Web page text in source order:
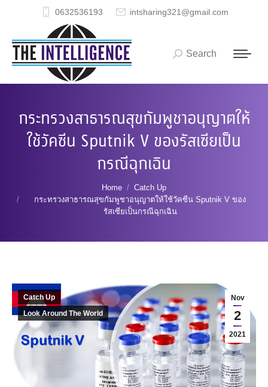
0632536193 intsharing321@gmail.com
Search:
Search
กระทรวงสาธารณสุขกัมพูชาอนุญาตให้
ใช้วัคซีน Sputnik V ของรัสเซียเป็น
กรณีฉุกเฉิน
Home
Catch Up
กระทรวงสาธารณสุขกัมพูชาอนุญาตให้ใช้วัคซีน Sputnik V ของ
รัสเซียเป็นกรณีฉุกเฉิน
Nov
2
2021
Catch Up
Look Around The World